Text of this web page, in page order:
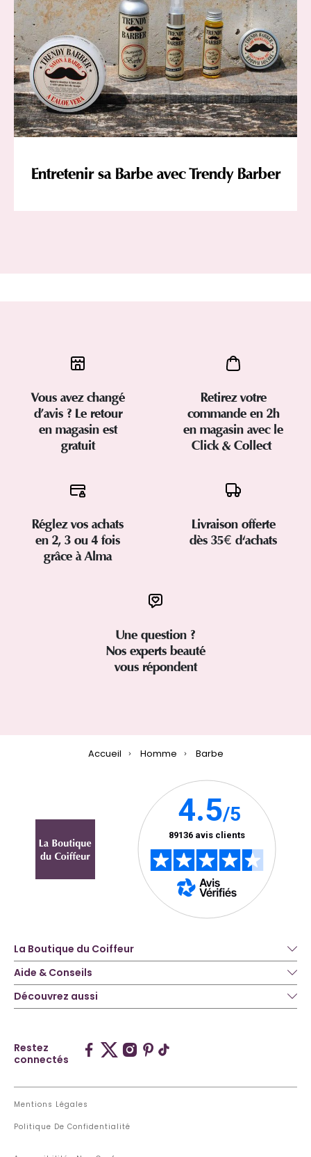
Entretenir sa Barbe avec Trendy Barber
Vous avez changé
d’avis ? Le retour
en magasin est
gratuit
Retirez votre
commande en 2h
en magasin avec le
Click & Collect
Réglez vos achats
en 2, 3 ou 4 fois
grâce à Alma
Livraison offerte
dès 35€ d'achats
Une question ?
Nos experts beauté
vous répondent
Accueil Homme Barbe
La Boutique du Coiffeur
Aide & Conseils
Découvrez aussi
Restez
connectés
Mentions Légales
Politique De Confidentialité